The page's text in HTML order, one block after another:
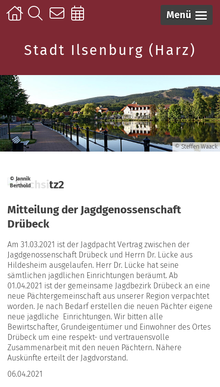
Menü
Stadt Ilsenburg (Harz)
© Steffen Waack
© Jannik
Berthold
Mitteilung der Jagdgenossenschaft
Drübeck
Am 31.03.2021 ist der Jagdpacht Vertrag zwischen der
Jagdgenossenschaft Drübeck und Herrn Dr. Lücke aus
Hildesheim ausgelaufen. Herr Dr. Lücke hat seine
sämtlichen jagdlichen Einrichtungen beräumt. Ab
01.04.2021 ist der gemeinsame Jagdbezirk Drübeck an eine
neue Pächtergemeinschaft aus unserer Region verpachtet
worden. Je nach Bedarf erstellen die neuen Pächter eigene
neue jagdliche Einrichtungen. Wir bitten alle
Bewirtschafter, Grundeigentümer und Einwohner des Ortes
Drübeck um eine respekt- und vertrauensvolle
Zusammenarbeit mit den neuen Pächtern. Nähere
Auskünfte erteilt der Jagdvorstand.
06.04.2021